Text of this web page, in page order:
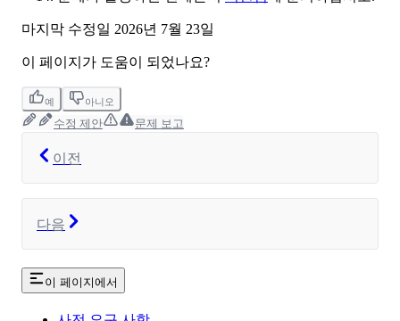
마지막 수정일 2026년 7월 23일
이 페이지가 도움이 되었나요?
예 아니오
수정 제안 문제 보고
이전
다음
이 페이지에서